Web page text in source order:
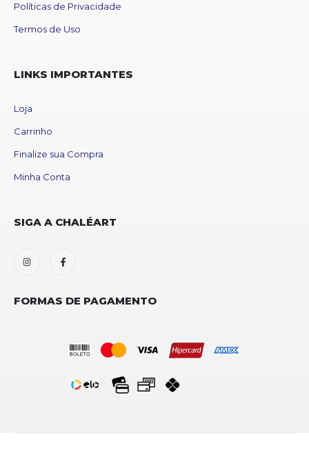
Políticas de Privacidade
Termos de Uso
LINKS IMPORTANTES
Loja
Carrinho
Finalize sua Compra
Minha Conta
SIGA A CHALÉART
FORMAS DE PAGAMENTO